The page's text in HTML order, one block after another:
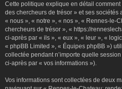
Cette politique explique en détail
des chercheurs de trésor » et ses
« nous », « notre », « nos », « Rennes-le-
chercheurs de trésor », « https://
ci-après par « ils », « eux », « leur », «
« phpBB Limited », « Équipes phpBB »)
collectée pendant n’importe quelle
ci-après par « vos informations »).
Vos informations sont collectées de deux